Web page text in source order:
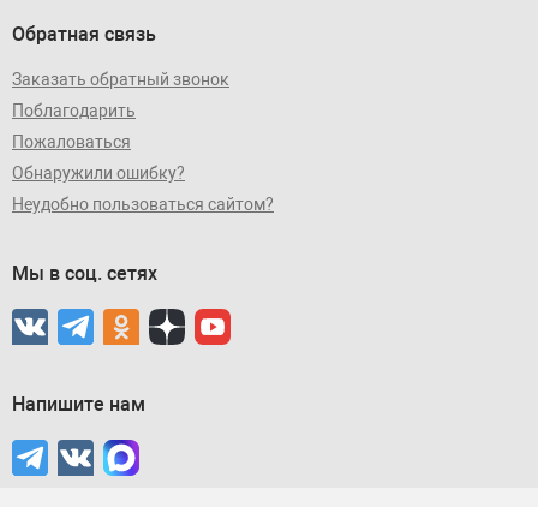
Обратная связь
Заказать обратный звонок
Поблагодарить
Пожаловаться
Обнаружили ошибку?
Неудобно пользоваться сайтом?
Мы в соц. сетях
Напишите нам